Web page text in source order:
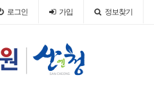
로그인 가입 정보찾기